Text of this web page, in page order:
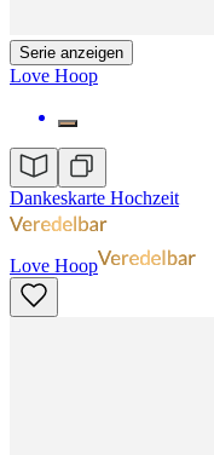
Serie anzeigen
Love Hoop
Dankeskarte Hochzeit
Love Hoop